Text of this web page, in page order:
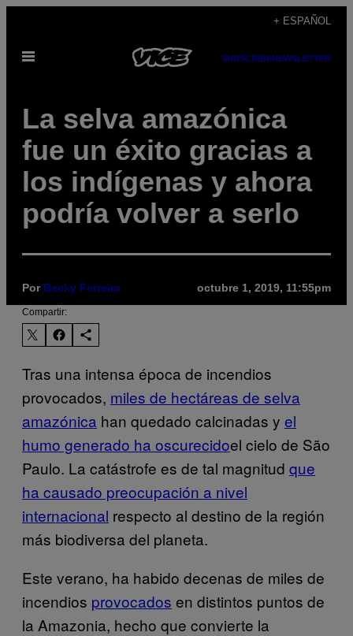
contenido
+ ESPAÑOL
Abrir
SUBSCRIBENEWSLETTER
La selva amazónica
fue un éxito gracias a
los indígenas y ahora
podría volver a serlo
Por Becky Ferreira octubre 1, 2019, 11:55pm
Compartir:
Tras una intensa época de incendios
provocados, miles de hectáreas de selva
amazónica han quedado calcinadas y el
humo generado ha oscurecidoel cielo de São
Paulo. La catástrofe es de tal magnitud que
ha causado preocupación a nivel
internacional respecto al destino de la región
más biodiversa del planeta.
Este verano, ha habido decenas de miles de
incendios provocados en distintos puntos de
la Amazonia, hecho que convierte la